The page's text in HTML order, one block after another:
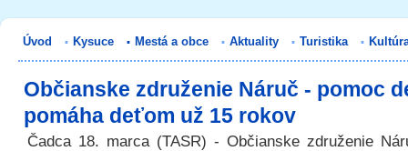
Úvod ▪ Kysuce ▪ Mestá a obce ▪ Aktuality ▪ Turistika ▪
Občianske združenie Náruč - pomoc
pomáha deťom už 15 rokov
Čadca 18. marca (TASR) - Občianske združenie